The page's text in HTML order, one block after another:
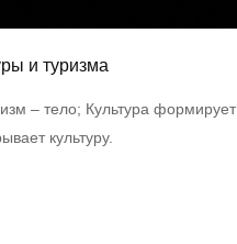
и туризма
– тело; Культура формирует
культуру.